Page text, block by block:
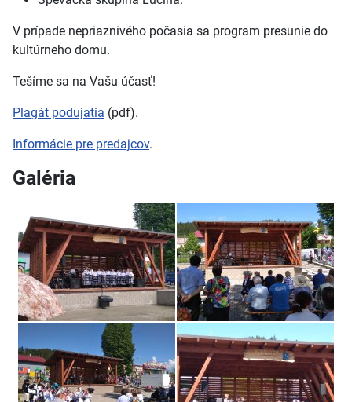
V prípade nepriaznivého počasia sa program presunie do
kultúrneho domu.
Tešíme sa na Vašu účasť!
Plagát podujatia (pdf).
Informácie pre predajcov.
Galéria